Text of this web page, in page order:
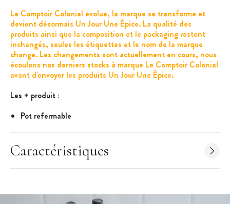
Le Comptoir Colonial évolue, la marque se transforme et
devient désormais Un Jour Une Épice. La qualité des
produits ainsi que la composition et le packaging restent
inchangés, seules les étiquettes et le nom de la marque
change. Les changements sont actuellement en cours, nous
écoulons nos derniers stocks à marque Le Comptoir Colonial
avant d'envoyer les produits Un Jour Une Épice.
Les + produit :
Pot refermable
Moutarde originale
Caractéristiques:
Marque : Un Jour Une Épice
moutarde, vinaigre, sel), cidre 5%, arôme pomme
Caractéristiques